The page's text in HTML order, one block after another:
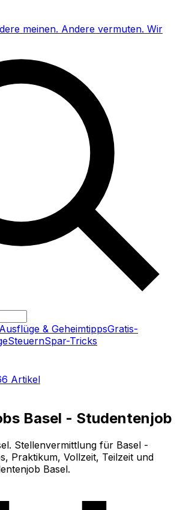
meinen. Andere vermuten. Wir
Ausflüge & GeheimtippsGratis-
SteuernSpar-Tricks
Artikel
Basel - Studentenjob
Stellenvermittlung für Basel -
Praktikum, Vollzeit, Teilzeit und
Basel.